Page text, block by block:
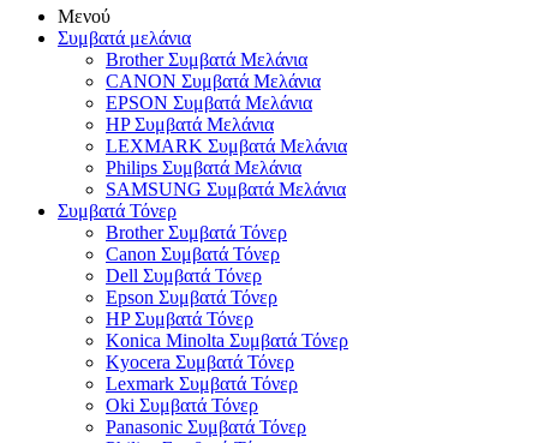
Μενού
Συμβατά μελάνια
Brother Συμβατά Μελάνια
CANON Συμβατά Μελάνια
EPSON Συμβατά Μελάνια
HP Συμβατά Μελάνια
LEXMARK Συμβατά Μελάνια
Philips Συμβατά Μελάνια
SAMSUNG Συμβατά Μελάνια
Συμβατά Τόνερ
Brother Συμβατά Τόνερ
Canon Συμβατά Τόνερ
Dell Συμβατά Τόνερ
Epson Συμβατά Τόνερ
HP Συμβατά Τόνερ
Konica Minolta Συμβατά Τόνερ
Kyocera Συμβατά Τόνερ
Lexmark Συμβατά Τόνερ
Oki Συμβατά Τόνερ
Panasonic Συμβατά Τόνερ